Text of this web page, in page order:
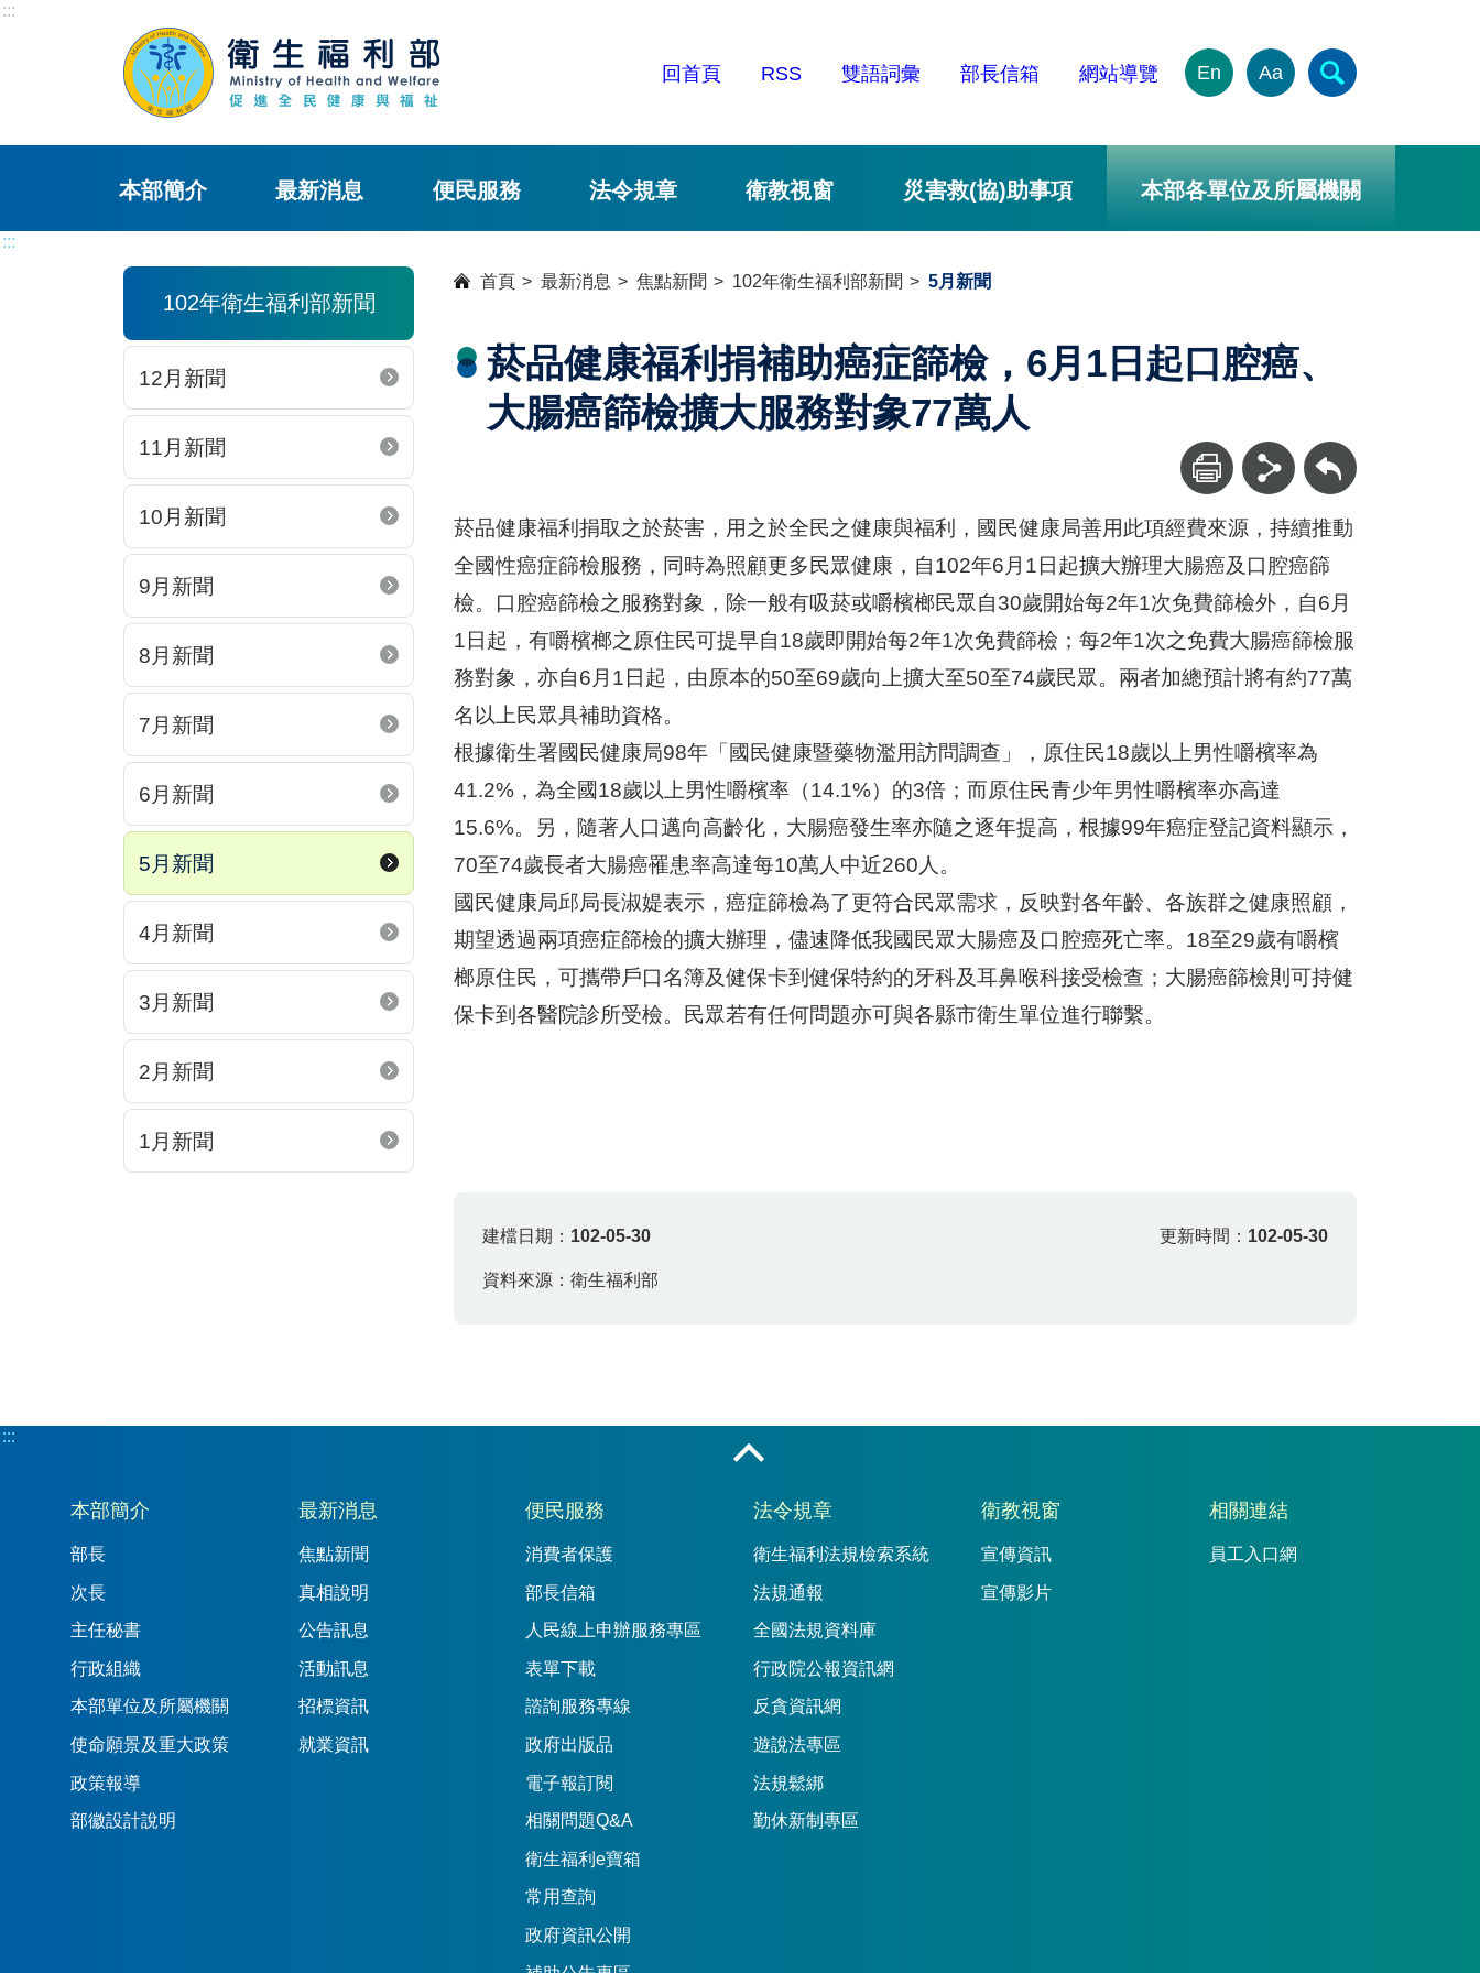
:::
回首頁 RSS 雙語詞彙 部長信箱 網站導覽 En Aa
本部簡介 最新消息 便民服務 法令規章 衛教視窗 災害救(協)助事項 本部各單位及所屬機關
:::
102年衛生福利部新聞
12月新聞
11月新聞
10月新聞
9月新聞
8月新聞
7月新聞
6月新聞
5月新聞
4月新聞
3月新聞
2月新聞
1月新聞
首頁 最新消息 焦點新聞 102年衛生福利部新聞 5月新聞
菸品健康福利捐補助癌症篩檢，6月1日起口腔癌、
大腸癌篩檢擴大服務對象77萬人
回上一頁
菸品健康福利捐取之於菸害，用之於全民之健康與福利，國民健康局善用此項經費來源，持續推動
全國性癌症篩檢服務，同時為照顧更多民眾健康，自102年6月1日起擴大辦理大腸癌及口腔癌篩
檢。口腔癌篩檢之服務對象，除一般有吸菸或嚼檳榔民眾自30歲開始每2年1次免費篩檢外，自6月
1日起，有嚼檳榔之原住民可提早自18歲即開始每2年1次免費篩檢；每2年1次之免費大腸癌篩檢服
務對象，亦自6月1日起，由原本的50至69歲向上擴大至50至74歲民眾。兩者加總預計將有約77萬
名以上民眾具補助資格。
根據衛生署國民健康局98年「國民健康暨藥物濫用訪問調查」，原住民18歲以上男性嚼檳率為
41.2%，為全國18歲以上男性嚼檳率（14.1%）的3倍；而原住民青少年男性嚼檳率亦高達
15.6%。另，隨著人口邁向高齡化，大腸癌發生率亦隨之逐年提高，根據99年癌症登記資料顯示，
70至74歲長者大腸癌罹患率高達每10萬人中近260人。
國民健康局邱局長淑媞表示，癌症篩檢為了更符合民眾需求，反映對各年齡、各族群之健康照顧，
期望透過兩項癌症篩檢的擴大辦理，儘速降低我國民眾大腸癌及口腔癌死亡率。18至29歲有嚼檳
榔原住民，可攜帶戶口名簿及健保卡到健保特約的牙科及耳鼻喉科接受檢查；大腸癌篩檢則可持健
保卡到各醫院診所受檢。民眾若有任何問題亦可與各縣市衛生單位進行聯繫。
建檔日期： 102-05-30 更新時間： 102-05-30
資料來源：衛生福利部
:::
:::
本部簡介
部長
次長
主任秘書
行政組織
本部單位及所屬機關
使命願景及重大政策
政策報導
部徽設計說明
最新消息
焦點新聞
真相說明
公告訊息
活動訊息
招標資訊
就業資訊
便民服務
消費者保護
部長信箱
人民線上申辦服務專區
表單下載
諮詢服務專線
政府出版品
電子報訂閱
相關問題Q&A
衛生福利e寶箱
常用查詢
政府資訊公開
法令規章
衛生福利法規檢索系統
法規通報
全國法規資料庫
行政院公報資訊網
反貪資訊網
遊說法專區
法規鬆綁
勤休新制專區
衛教視窗
宣傳資訊
宣傳影片
相關連結
員工入口網